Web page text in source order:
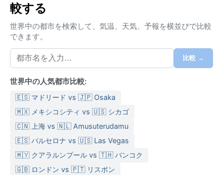
シコ湾流の影響で同緯度の内陸よりは温暖だ。年間降
高い。夏でも肌寒い日が多いため、重ね着と防水性の
アウターが必須。冬は防寒コート、帽子、手袋、滑り
止め付きのブーツが欠かせない。
天候面で最も過ごしやすいのは6月から8月で、日照時
間が長く、白夜に近い明るさを体験できる。9月も穏や
かな日が多いが、晩秋から冬にか
較する
世界中の都市を検索して、気温、天気、予報を横並びで比較
できます。
比較 →
世界中の人気都市比較:
🇪🇸 マドリード vs 🇯🇵 Osaka
🇲🇽 メキシコシティ vs 🇺🇸 シカゴ
🇨🇳 上海 vs 🇳🇱 Amusuterudamu
🇪🇸 バルセロナ vs 🇺🇸 Las Vegas
🇲🇾 クアラルンプール vs 🇹🇭 バンコク
🇬🇧 ロンドン vs 🇵🇹 リスボン